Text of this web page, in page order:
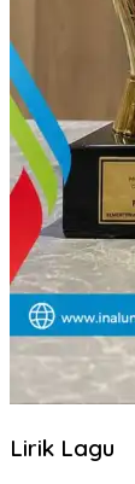
Lirik Lagu